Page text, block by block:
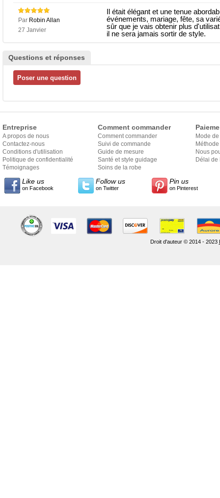
Par Robin Allan
27 Janvier
Il était élégant et une tenue
événements, mariage, fête, sa
sûr que je vais obtenir plus
il ne sera jamais sortir de style.
Questions et réponses
Entreprise
A propos de nous
Contactez-nous
Conditions d'utilisation
Politique de confidentialité
Témoignages
Comment commander
Comment commander
Suivi de commande
Guide de mesure
Santé et style guidage
Soins de la robe
Mode
Nous
Délai de
Like us
on Facebook
Follow us
on Twitter
Pin us
on Pinterest
Droit d'auteur © 2014 - 2023